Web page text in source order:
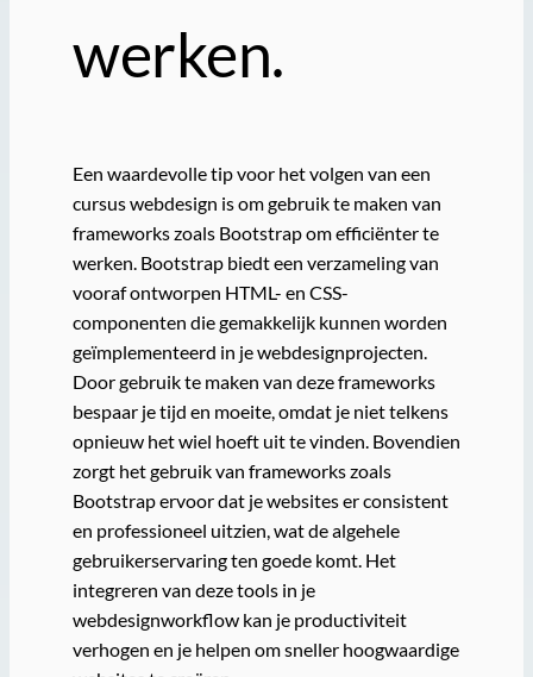
werken.
Een waardevolle tip voor het volgen van een
cursus webdesign is om gebruik te maken van
frameworks zoals Bootstrap om efficiënter te
werken. Bootstrap biedt een verzameling van
vooraf ontworpen HTML- en CSS-
componenten die gemakkelijk kunnen worden
geïmplementeerd in je webdesignprojecten.
Door gebruik te maken van deze frameworks
bespaar je tijd en moeite, omdat je niet telkens
opnieuw het wiel hoeft uit te vinden. Bovendien
zorgt het gebruik van frameworks zoals
Bootstrap ervoor dat je websites er consistent
en professioneel uitzien, wat de algehele
gebruikerservaring ten goede komt. Het
integreren van deze tools in je
webdesignworkflow kan je productiviteit
verhogen en je helpen om sneller hoogwaardige